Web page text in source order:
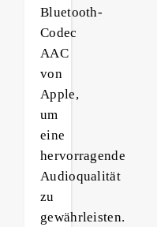
Bluetooth-
Codec
AAC
von
Apple,
um
eine
hervorragende
Audioqualität
zu
gewährleisten.